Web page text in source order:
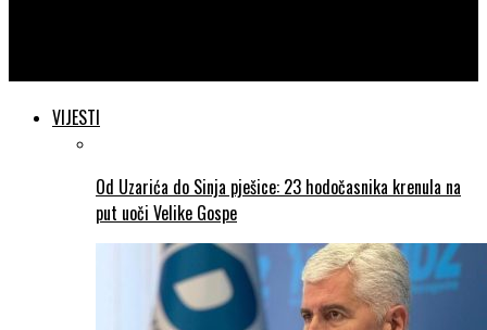
VIJESTI
Od Uzarića do Sinja pješice: 23 hodočasnika krenula na
put uoči Velike Gospe